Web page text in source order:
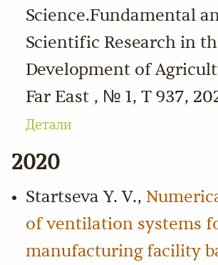
Science.Fundamental
Scientific Research in
Development of
Far East , № 1, Т 937,
Детали
2020
Startseva Y. V.,
of ventilation systems
manufacturing facility